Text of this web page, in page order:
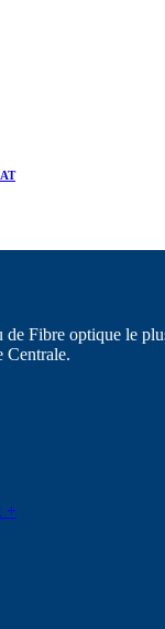
de Fibre optique le
Centrale.
+